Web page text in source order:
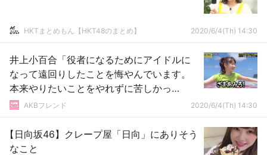
HKTまとめもん【HKT48のまとめ】 2020/6/4(Th) 14:30
井上小百合「役者になるためにアイドルに
なって遠回りしたことを悔やんでいます。
本来やりたいことをやれずに苦しかっ
た。」AKBフレンド 2020/6/4(Th) 14:30
【日向坂46】クレープ屋「日向」にありそう
なこと